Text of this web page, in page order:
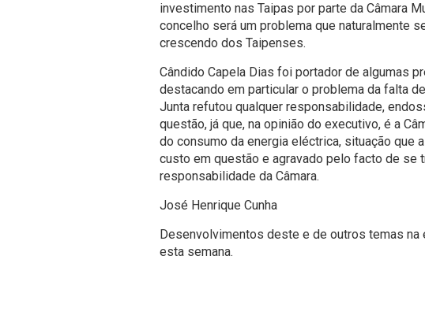
investimento nas Taipas por parte da Câmara
concelho será um problema que naturalmente
crescendo dos Taipenses.
Cândido Capela Dias foi portador de algumas
destacando em particular o problema da falta
Junta refutou qualquer responsabilidade,
questão, já que, na opinião do executivo, é a
do consumo da energia eléctrica, situação que
custo em questão e agravado pelo facto de se
responsabilidade da Câmara.
José Henrique Cunha
Desenvolvimentos deste e de outros temas na
esta semana.